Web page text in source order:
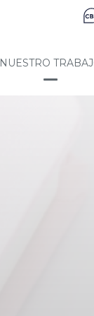
NUESTRO